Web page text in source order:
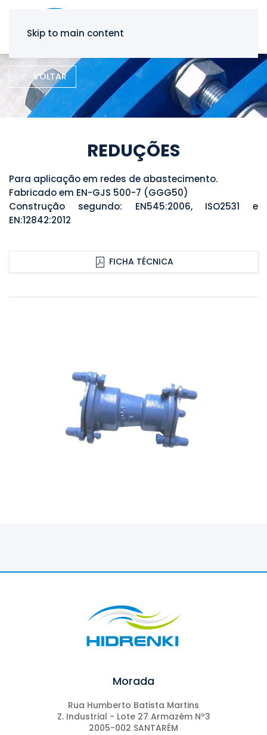
Skip to main content
VOLTAR
REDUÇÕES
Para aplicação em redes de abastecimento.
Fabricado em EN-GJS 500-7 (GGG50)
Construção segundo: EN545:2006, ISO2531 e
EN:12842:2012
FICHA TÉCNICA
Morada
Rua Humberto Batista Martins
Z. Industrial - Lote 27 Armazém Nº3
2005-002 SANTARÉM